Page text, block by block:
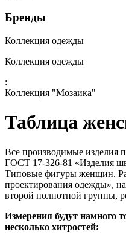
Бренды
Коллекция одежды
Коллекция одежды
:
Коллекция "Мозаика"
Таблица
Все производимые изделия
ГОСТ 17-326-81 «Изделия
Типовые фигуры женщин.
проектирования одежды»,
второй полнотной группы,
Измерения будут намного
несколько хитростей: